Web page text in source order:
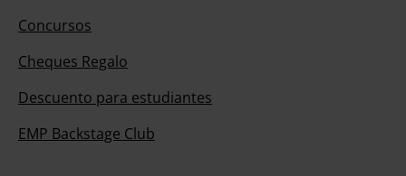
Concursos
Cheques Regalo
Descuento para estudiantes
EMP Backstage Club